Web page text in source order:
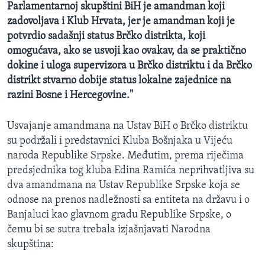
Parlamentarnoj skupštini BiH je amandman koji
zadovoljava i Klub Hrvata, jer je amandman koji je
potvrdio sadašnji status Brčko distrikta, koji
omogućava, ako se usvoji kao ovakav, da se praktično
dokine i uloga supervizora u Brčko distriktu i da Brčko
distrikt stvarno dobije status lokalne zajednice na
razini Bosne i Hercegovine."
Usvajanje amandmana na Ustav BiH o Brčko distriktu
su podržali i predstavnici Kluba Bošnjaka u Vijeću
naroda Republike Srpske. Međutim, prema riječima
predsjednika tog kluba Edina Ramića neprihvatljiva su
dva amandmana na Ustav Republike Srpske koja se
odnose na prenos nadležnosti sa entiteta na državu i o
Banjaluci kao glavnom gradu Republike Srpske, o
čemu bi se sutra trebala izjašnjavati Narodna
skupština: